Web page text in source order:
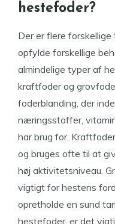
hestefoder?
Der er flere
opfylde forskellige
almindelige typer af
kraftfoder og
foderblanding, der
næringsstoffer,
har brug for.
og bruges ofte til at
høj aktivitetsniveau.
vigtigt for hestens
opretholde en sund
hestefoder, er det